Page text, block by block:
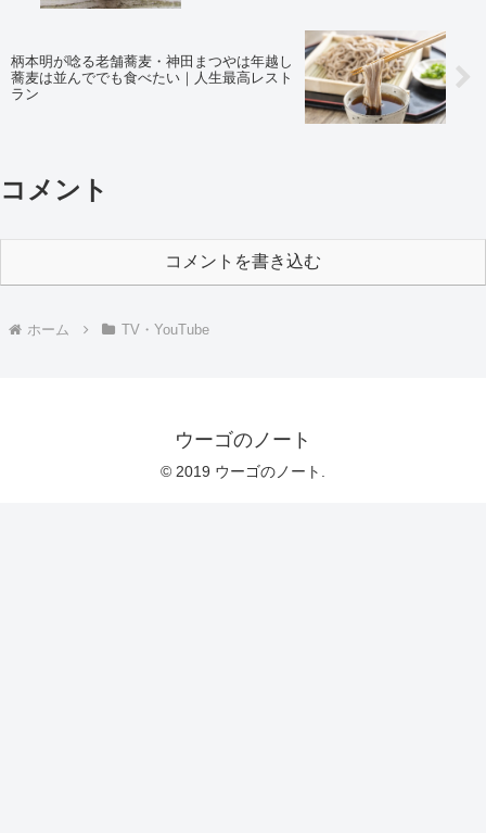
柄本明が唸る老舗蕎麦・神田まつやは年越し
蕎麦は並んででも食べたい｜人生最高レスト
ラン
コメント
コメントを書き込む
ホーム TV・YouTube
ウーゴのノート
© 2019 ウーゴのノート.